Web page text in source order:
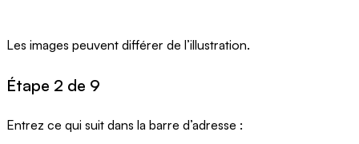
Les images peuvent différer de l’illustration.
Étape 2 de 9
Entrez ce qui suit dans la barre d’adresse :